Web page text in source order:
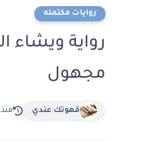
روايات مكتمله
رواية ويشاء
مجهول
قهوتك عندي